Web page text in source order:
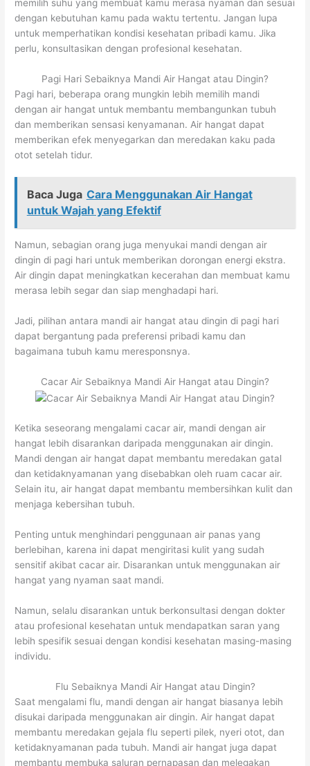
memilih suhu yang membuat kamu merasa nyaman dan sesuai
dengan kebutuhan kamu pada waktu tertentu. Jangan lupa
untuk memperhatikan kondisi kesehatan pribadi kamu. Jika
perlu, konsultasikan dengan profesional kesehatan.
Pagi Hari Sebaiknya Mandi Air Hangat atau Dingin?
Pagi hari, beberapa orang mungkin lebih memilih mandi
dengan air hangat untuk membantu membangunkan tubuh
dan memberikan sensasi kenyamanan. Air hangat dapat
memberikan efek menyegarkan dan meredakan kaku pada
otot setelah tidur.
Baca Juga Cara Menggunakan Air Hangat
untuk Wajah yang Efektif
Namun, sebagian orang juga menyukai mandi dengan air
dingin di pagi hari untuk memberikan dorongan energi ekstra.
Air dingin dapat meningkatkan kecerahan dan membuat kamu
merasa lebih segar dan siap menghadapi hari.
Jadi, pilihan antara mandi air hangat atau dingin di pagi hari
dapat bergantung pada preferensi pribadi kamu dan
bagaimana tubuh kamu meresponsnya.
Cacar Air Sebaiknya Mandi Air Hangat atau Dingin?
Ketika seseorang mengalami cacar air, mandi dengan air
hangat lebih disarankan daripada menggunakan air dingin.
Mandi dengan air hangat dapat membantu meredakan gatal
dan ketidaknyamanan yang disebabkan oleh ruam cacar air.
Selain itu, air hangat dapat membantu membersihkan kulit dan
menjaga kebersihan tubuh.
Penting untuk menghindari penggunaan air panas yang
berlebihan, karena ini dapat mengiritasi kulit yang sudah
sensitif akibat cacar air. Disarankan untuk menggunakan air
hangat yang nyaman saat mandi.
Namun, selalu disarankan untuk berkonsultasi dengan dokter
atau profesional kesehatan untuk mendapatkan saran yang
lebih spesifik sesuai dengan kondisi kesehatan masing-masing
individu.
Flu Sebaiknya Mandi Air Hangat atau Dingin?
Saat mengalami flu, mandi dengan air hangat biasanya lebih
disukai daripada menggunakan air dingin. Air hangat dapat
membantu meredakan gejala flu seperti pilek, nyeri otot, dan
ketidaknyamanan pada tubuh. Mandi air hangat juga dapat
membantu membuka saluran pernapasan dan melegakan